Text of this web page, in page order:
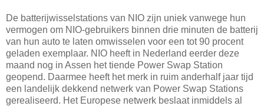
De batterijwisselstations van NIO zijn uniek vanwege hun
vermogen om NIO-gebruikers binnen drie minuten de batterij
van hun auto te laten omwisselen voor een tot 90 procent
geladen exemplaar. NIO heeft in Nederland eerder deze
maand nog in Assen het tiende Power Swap Station
geopend. Daarmee heeft het merk in ruim anderhalf jaar tijd
een landelijk dekkend netwerk van Power Swap Stations
gerealiseerd. Het Europese netwerk beslaat inmiddels al